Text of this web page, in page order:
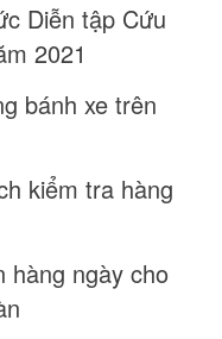
Diễn tập Cứu
2021
bánh xe trên
kiểm tra hàng
hàng ngày cho